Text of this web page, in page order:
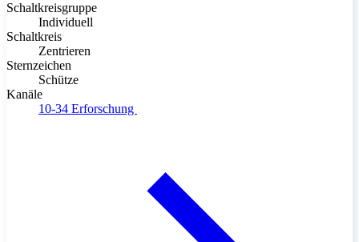
Schaltkreisgruppe
Individuell
Schaltkreis
Zentrieren
Sternzeichen
Schütze
Kanäle
10-34 Erforschung